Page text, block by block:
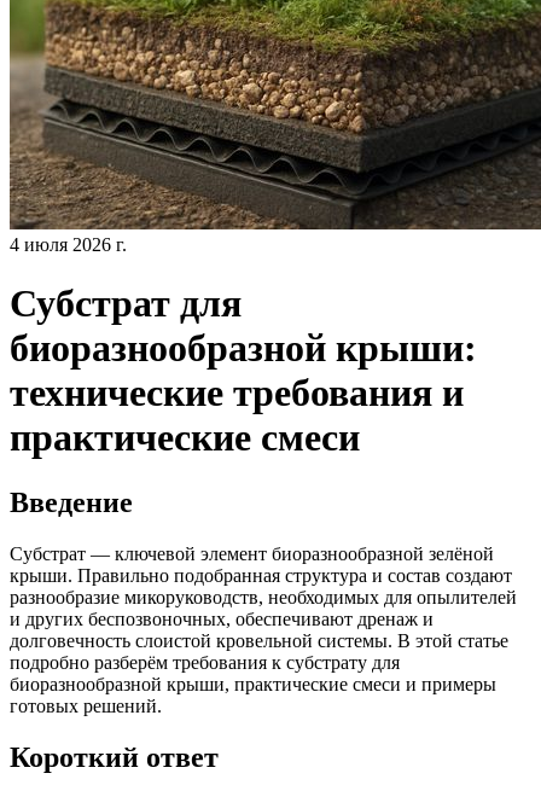
4 июля 2026 г.
Субстрат для
биоразнообразной крыши:
технические требования и
практические смеси
Введение
Субстрат — ключевой элемент биоразнообразной зелёной
крыши. Правильно подобранная структура и состав создают
разнообразие микоруководств, необходимых для опылителей
и других беспозвоночных, обеспечивают дренаж и
долговечность слоистой кровельной системы. В этой статье
подробно разберём требования к субстрату для
биоразнообразной крыши, практические смеси и примеры
готовых решений.
Короткий ответ